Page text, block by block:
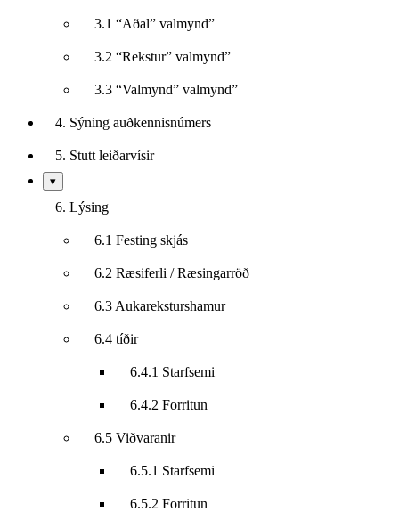
3.1 “Aðal” valmynd”
3.2 “Rekstur” valmynd”
3.3 “Valmynd” valmynd”
4. Sýning auðkennisnúmers
5. Stutt leiðarvísir
▾Sýna/fela
undirkafla
6. Lýsing
6.1 Festing skjás
6.2 Ræsiferli / Ræsingarröð
6.3 Aukareksturshamur
6.4 tíðir
6.4.1 Starfsemi
6.4.2 Forritun
6.5 Viðvaranir
6.5.1 Starfsemi
6.5.2 Forritun